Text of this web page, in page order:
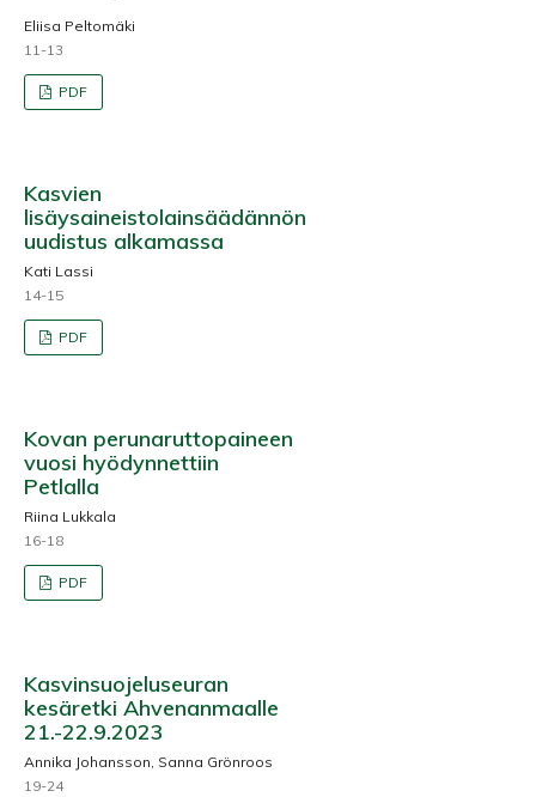
Eliisa Peltomäki
11-13
PDF
Kasvien
lisäysaineistolainsäädännön
uudistus alkamassa
Kati Lassi
14-15
PDF
Kovan perunaruttopaineen
vuosi hyödynnettiin
Petlalla
Riina Lukkala
16-18
PDF
Kasvinsuojeluseuran
kesäretki Ahvenanmaalle
21.-22.9.2023
Annika Johansson, Sanna Grönroos
19-24